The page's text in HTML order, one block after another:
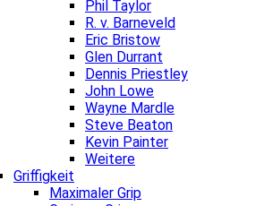
Phil Taylor
R. v. Barneveld
Eric Bristow
Glen Durrant
Dennis Priestley
John Lowe
Wayne Mardle
Steve Beaton
Kevin Painter
Weitere
Griffigkeit
Maximaler Grip